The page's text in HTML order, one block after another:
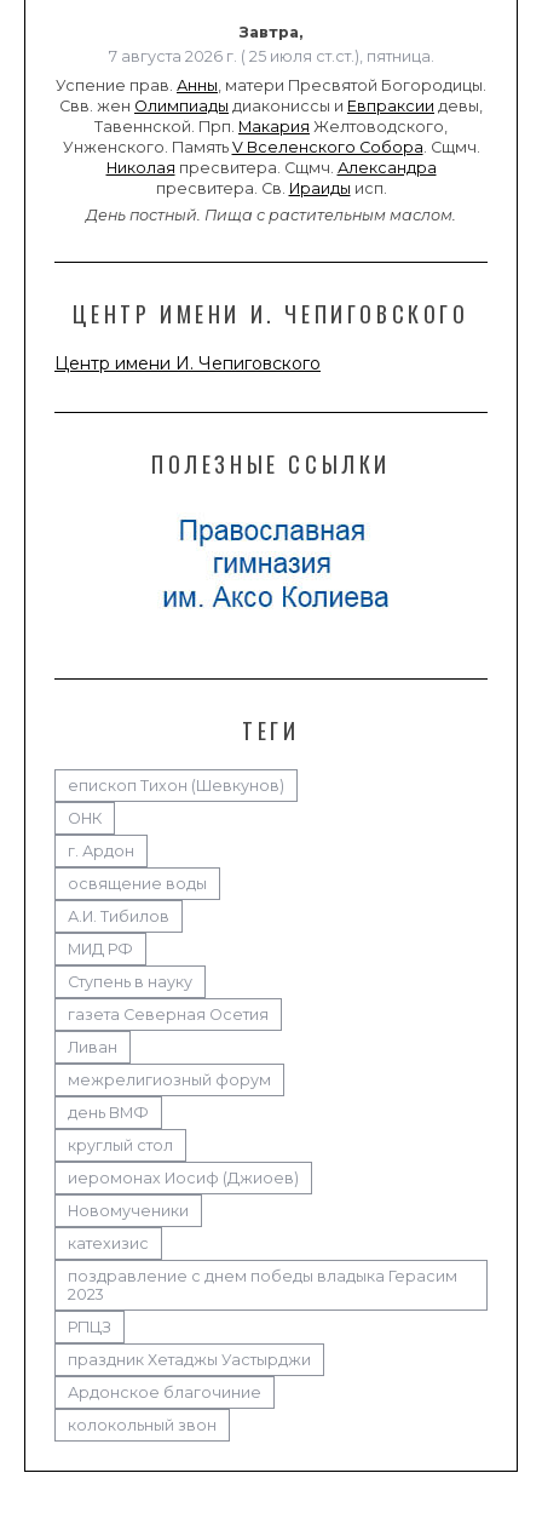
Завтра,
7 августа 2026 г. ( 25 июля ст.ст.), пятница.
Успение прав. Анны, матери Пресвятой Богородицы.
Свв. жен Олимпиады диакониссы и Евпраксии девы,
Тавеннской. Прп. Макария Желтоводского,
Унженского. Память V Вселенского Собора. Сщмч.
Николая пресвитера. Сщмч. Александра
пресвитера. Св. Ираиды исп.
День постный. Пища с растительным маслом.
ЦЕНТР ИМЕНИ И. ЧЕПИГОВСКОГО
Центр имени И. Чепиговского
ПОЛЕЗНЫЕ ССЫЛКИ
ТЕГИ
епископ Тихон (Шевкунов)
ОНК
г. Ардон
освящение воды
А.И. Тибилов
МИД РФ
Ступень в науку
газета Северная Осетия
Ливан
межрелигиозный форум
день ВМФ
круглый стол
иеромонах Иосиф (Джиоев)
Новомученики
катехизис
поздравление с днем победы владыка Герасим
2023
РПЦЗ
праздник Хетаджы Уастырджи
Ардонское благочиние
колокольный звон